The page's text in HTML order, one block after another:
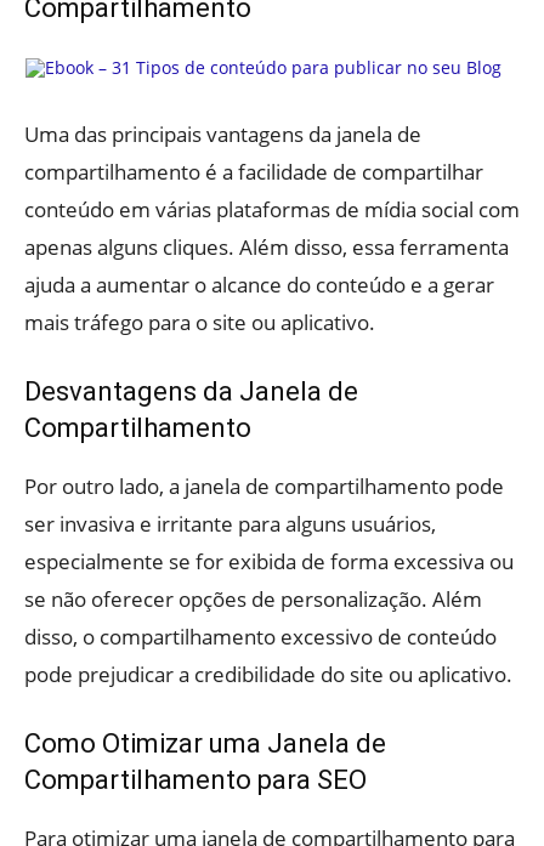
Compartilhamento
Uma das principais vantagens da janela de
compartilhamento é a facilidade de compartilhar
conteúdo em várias plataformas de mídia social com
apenas alguns cliques. Além disso, essa ferramenta
ajuda a aumentar o alcance do conteúdo e a gerar
mais tráfego para o site ou aplicativo.
Desvantagens da Janela de
Compartilhamento
Por outro lado, a janela de compartilhamento pode
ser invasiva e irritante para alguns usuários,
especialmente se for exibida de forma excessiva ou
se não oferecer opções de personalização. Além
disso, o compartilhamento excessivo de conteúdo
pode prejudicar a credibilidade do site ou aplicativo.
Como Otimizar uma Janela de
Compartilhamento para SEO
Para otimizar uma janela de compartilhamento para